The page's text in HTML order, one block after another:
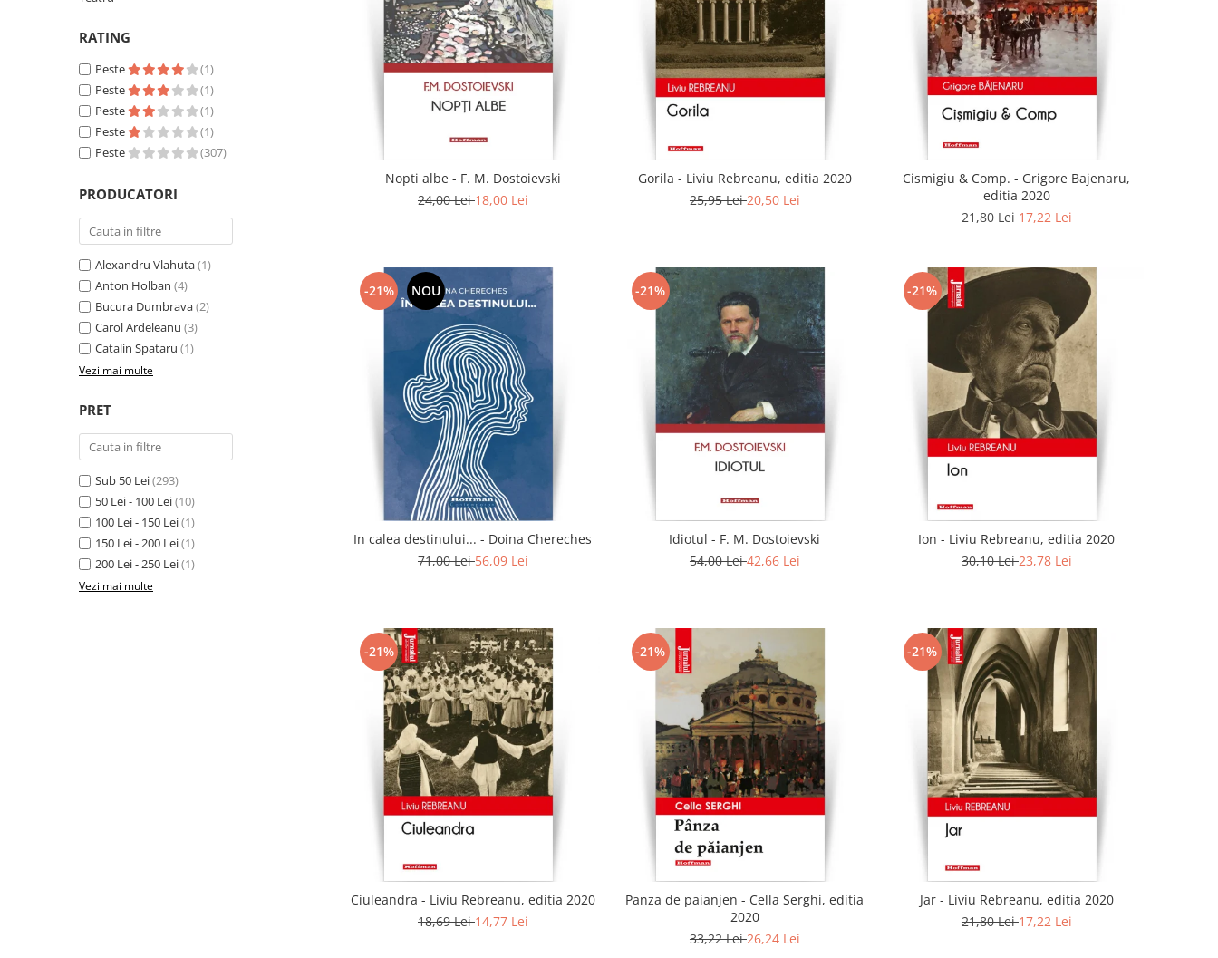
Contemporana
Publicistica / Reportaje / Interviuri
Stiinte umaniste
Sociologie si filozofie
RATING
Peste
(1)
Peste
(1)
Peste
(1)
Peste
(1)
Peste
(307)
PRODUCATORI
Alexandru Vlahuta(1)
Anton Holban (4)
Bucura Dumbrava(2)
Carol Ardeleanu (3)
Catalin Spataru (1)
Vezi mai multe
PRET
Sub 50 Lei(293)
50 Lei - 100 Lei(10)
100 Lei - 150 Lei(1)
150 Lei - 200 Lei(1)
200 Lei - 250 Lei(1)
Vezi mai multe
Nopti albe - F. M. Dostoievski
24,00 Lei18,00 Lei
Gorila - Liviu Rebreanu, editia 2020
25,95 Lei20,50 Lei
Cismigiu & Comp. - Grigore Bajenaru,
editia 2020
21,80 Lei17,22 Lei
-21% NOU
In calea destinului... - Doina Chereches
71,00 Lei56,09 Lei
-21%
Idiotul - F. M. Dostoievski
54,00 Lei42,66 Lei
-21%
Ion - Liviu Rebreanu, editia 2020
30,10 Lei23,78 Lei
-21%
Ciuleandra - Liviu Rebreanu, editia 2020
18,69 Lei14,77 Lei
-21%
Panza de paianjen - Cella Serghi, editia
2020
33,22 Lei26,24 Lei
-21%
Jar - Liviu Rebreanu, editia 2020
21,80 Lei17,22 Lei